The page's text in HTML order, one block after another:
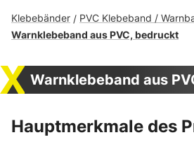
Klebebänder / PVC Klebeband /
Warnklebeband aus PVC, bedruckt
Warnklebeband aus
Hauptmerkmale des